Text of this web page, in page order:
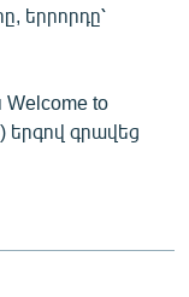
երրորդը՝
to
երգով գրավեց